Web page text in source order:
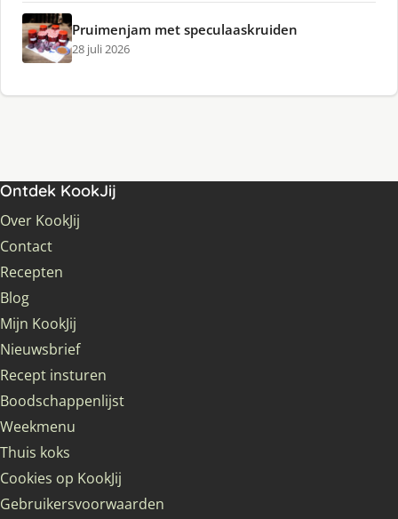
Pruimenjam met speculaaskruiden
28 juli 2026
Ontdek KookJij
Over KookJij
Contact
Recepten
Blog
Mijn KookJij
Nieuwsbrief
Recept insturen
Boodschappenlijst
Weekmenu
Thuis koks
Cookies op KookJij
Gebruikersvoorwaarden